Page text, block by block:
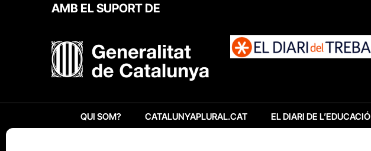
AMB EL SUPORT DE
QUI SOM? CATALUNYAPLURAL.CAT EL DIARI DE L’EDUCACIÓ